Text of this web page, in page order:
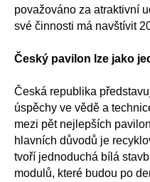
považováno za atraktivní
své činnosti má navštívit
Český pavilon lze jako
Česká republika
úspěchy ve vědě a
mezi pět nejlepších
hlavních důvodů je
tvoří jednoduchá bílá
modulů, které budou po